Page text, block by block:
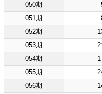
050期
051期
052期
053期
054期
055期
056期